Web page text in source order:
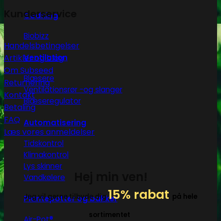
Gødning
Biobizz
Ventilation
Blæsere
Ventilationsrør -og slanger
Blæseregulator
Automatisering
Tidskontrol
Klimakontrol
Lys skinner
Vandkølere
Plantepotter og bakker
Kunderservice
Handelsbetingelser
Artikler og blog
Om Subseed
Returnering
Kontakt
Betaling
FAQ
Læs vores anmeldelser
Jeg vil gerne tilbyde dig15% rabat på hele
sortimentet